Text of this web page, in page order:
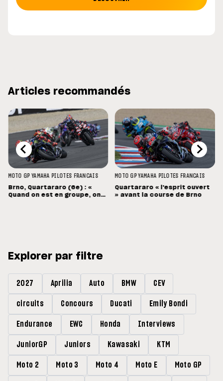
Articles recommandés
MOTO GP YAMAHA PILOTES FRANCAIS
Brno, Quartararo (6e) : «
Quand on est en groupe, on
MOTO GP YAMAHA PILOTES FRANCAIS
Quartararo « l'esprit ouvert
» avant la course de Brno
Explorer par filtre
2027 Aprilia Auto BMW CEV
circuits Concours Ducati Emily Bondi
Endurance EWC Honda Interviews
JuniorGP Juniors Kawasaki KTM
Moto 2 Moto 3 Moto 4 Moto E Moto GP